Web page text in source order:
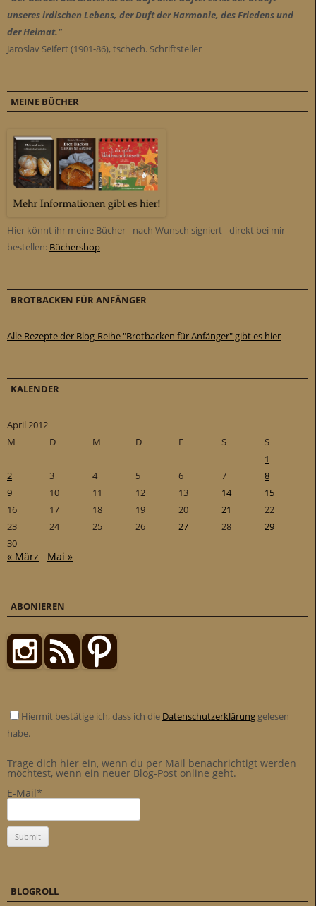
unseres irdischen Lebens, der Duft der Harmonie, des Friedens und
der Heimat."
Jaroslav Seifert (1901-86), tschech. Schriftsteller
MEINE BÜCHER
Hier könnt ihr meine Bücher - nach Wunsch signiert - direkt bei mir
bestellen: Büchershop
BROTBACKEN FÜR ANFÄNGER
Alle Rezepte der Blog-Reihe "Brotbacken für Anfänger" gibt es hier
KALENDER
April 2012
M
D M D F S
S
1
2
3 4 5 6 7
8
9
10 11 12 13 14
15
16
17 18 19 20 21
22
23
24 25 26 27 28
29
30
« März Mai »
ABONIEREN
Hiermit bestätige ich, dass ich die Datenschutzerklärung gelesen
habe.
Trage dich hier ein, wenn du per Mail benachrichtigt werden
möchtest, wenn ein neuer Blog-Post online geht.
E-Mail*
BLOGROLL